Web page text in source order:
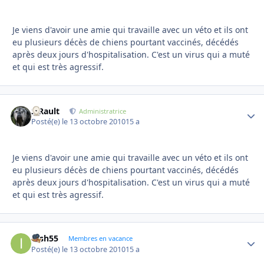
Je viens d'avoir une amie qui travaille avec un véto et ils ont
eu plusieurs décès de chiens pourtant vaccinés, décédés
après deux jours d'hospitalisation. C'est un virus qui a muté
et qui est très agressif.
S.Rault Administratrice
Posté(e) le 13 octobre 201015 a
Je viens d'avoir une amie qui travaille avec un véto et ils ont
eu plusieurs décès de chiens pourtant vaccinés, décédés
après deux jours d'hospitalisation. C'est un virus qui a muté
et qui est très agressif.
irish55 Membres en vacance
Posté(e) le 13 octobre 201015 a